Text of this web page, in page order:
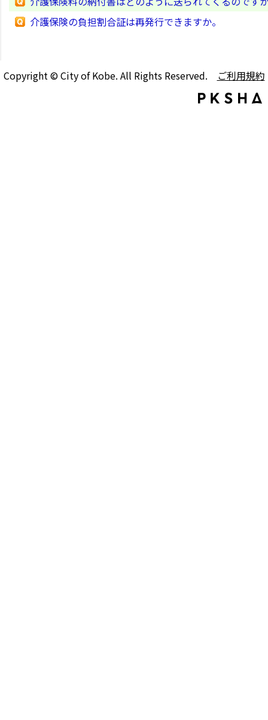
介護保険の負担割合証は再発行できますか。
Copyright © City of Kobe. All Rights Reserved. ご利用規約